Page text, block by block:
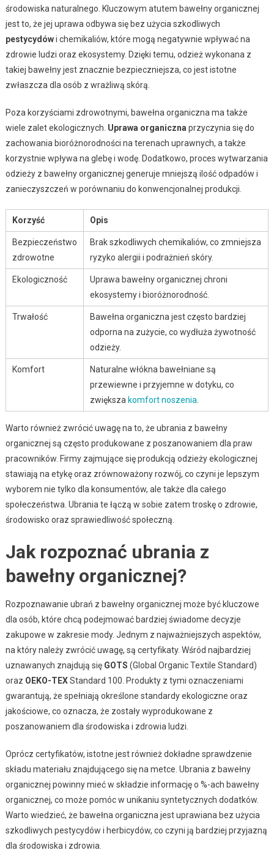
środowiska naturalnego. Kluczowym atutem bawełny organicznej
jest to, że jej uprawa odbywa się bez użycia szkodliwych
pestycydówi chemikaliów, które mogą negatywnie wpływać na
zdrowie ludzi oraz ekosystemy. Dzięki temu, odzież wykonana z
takiej bawełny jest znacznie bezpieczniejsza, co jest istotne
zwłaszcza dla osób z wrażliwą skórą.
Poza korzyściami zdrowotnymi, bawełna organiczna ma także
wiele zalet ekologicznych. Uprawa organiczna przyczynia się do
zachowania bioróżnorodności na terenach uprawnych, a także
korzystnie wpływa na glebę i wodę. Dodatkowo, proces wytwarzania
odzieży z bawełny organicznej generuje mniejszą ilość odpadów i
zanieczyszczeń w porównaniu do konwencjonalnej produkcji.
Korzyść Opis
Bezpieczeństwo
zdrowotne
Brak szkodliwych chemikaliów, co zmniejsza
ryzyko alergii i podrażnień skóry.
Ekologiczność
Uprawa bawełny organicznej chroni
ekosystemy i bioróżnorodność.
Trwałość
Bawełna organiczna jest często bardziej
odporna na zużycie, co wydłuża żywotność
odzieży.
Komfort
Naturalne włókna bawełniane są
przewiewne i przyjemne w dotyku, co
zwiększa komfort noszenia
Warto również zwrócić uwagę na to, że ubrania z bawełny
organicznej są często produkowane z poszanowaniem dla praw
pracowników. Firmy zajmujące się produkcją odzieży ekologicznej
stawiają na etykę oraz zrównoważony rozwój, co czyni je lepszym
wyborem nie tylko dla konsumentów, ale także dla całego
społeczeństwa. Ubrania te łączą w sobie zatem troskę o zdrowie,
środowisko oraz sprawiedliwość społeczną.
Jak rozpoznać ubrania z
bawełny organicznej?
Rozpoznawanie ubrań z bawełny organicznej może być kluczowe
dla osób, które chcą podejmować bardziej świadome decyzje
zakupowe w zakresie mody. Jednym z najważniejszych aspektów,
na który należy zwrócić uwagę, są certyfikaty. Wśród najbardziej
uznawanych znajdują się GOTS (Global Organic Textile Standard)
oraz OEKO-TEXStandard 100. Produkty z tymi oznaczeniami
gwarantują, że spełniają określone standardy ekologiczne oraz
jakościowe, co oznacza, że zostały wyprodukowane z
poszanowaniem dla środowiska i zdrowia ludzi.
Oprócz certyfikatów, istotne jest również dokładne sprawdzenie
składu materiału znajdującego się na metce. Ubrania z bawełny
organicznej powinny mieć w składzie informację o %-ach bawełny
organicznej, co może pomóc w unikaniu syntetycznych dodatków.
Warto wiedzieć, że bawełna organiczna jest uprawiana bez użycia
szkodliwych pestycydów i herbicydów, co czyni ją bardziej przyjazną
dla środowiska i zdrowia.